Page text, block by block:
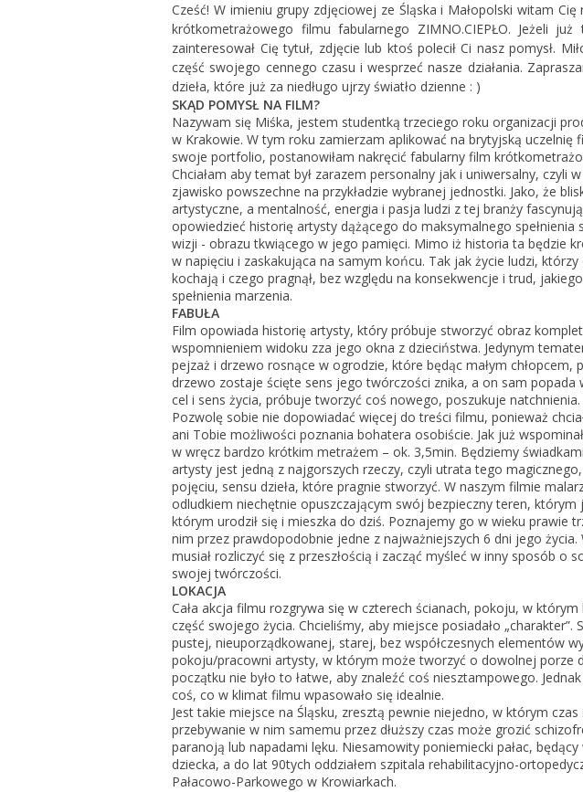
Cześć! W imieniu grupy zdjęciowej ze Śląska i Małopolski witam
krótkometrażowego filmu fabularnego ZIMNO.CIEPŁO. Jeżeli
zainteresował Cię tytuł, zdjęcie lub ktoś polecił Ci nasz pomysł.
część swojego cennego czasu i wesprzeć nasze działania.
dzieła, które już za niedługo ujrzy światło dzienne : )
SKĄD POMYSŁ NA FILM?
Nazywam się Miśka, jestem studentką trzeciego roku organizacji
w Krakowie. W tym roku zamierzam aplikować na brytyjską uczelnię
swoje portfolio, postanowiłam nakręcić fabularny film
Chciałam aby temat był zarazem personalny jak i uniwersalny, czyli
zjawisko powszechne na przykładzie wybranej jednostki. Jako, że
artystyczne, a mentalność, energia i pasja ludzi z tej branży
opowiedzieć historię artysty dążącego do maksymalnego spełnienia
wizji - obrazu tkwiącego w jego pamięci. Mimo iż historia ta będzie
w napięciu i zaskakująca na samym końcu. Tak jak życie ludzi,
kochają i czego pragnął, bez względu na konsekwencje i trud,
spełnienia marzenia.
FABUŁA
Film opowiada historię artysty, który próbuje stworzyć obraz
wspomnieniem widoku zza jego okna z dzieciństwa. Jedynym
pejzaż i drzewo rosnące w ogrodzie, które będąc małym chłopcem,
drzewo zostaje ścięte sens jego twórczości znika, a on sam popada
cel i sens życia, próbuje tworzyć coś nowego, poszukuje natchnienia.
Pozwolę sobie nie dopowiadać więcej do treści filmu, ponieważ
ani Tobie możliwości poznania bohatera osobiście. Jak już
w wręcz bardzo krótkim metrażem – ok. 3,5min. Będziemy
artysty jest jedną z najgorszych rzeczy, czyli utrata tego
pojęciu, sensu dzieła, które pragnie stworzyć. W naszym filmie
odludkiem niechętnie opuszczającym swój bezpieczny teren,
którym urodził się i mieszka do dziś. Poznajemy go w wieku prawie
nim przez prawdopodobnie jedne z najważniejszych 6 dni jego
musiał rozliczyć się z przeszłością i zacząć myśleć w inny sposób o
swojej twórczości.
LOKACJA
Cała akcja filmu rozgrywa się w czterech ścianach, pokoju, w którym
część swojego życia. Chcieliśmy, aby miejsce posiadało „charakter”.
pustej, nieuporządkowanej, starej, bez współczesnych elementów
pokoju/pracowni artysty, w którym może tworzyć o dowolnej porze
początku nie było to łatwe, aby znaleźć coś niesztampowego.
coś, co w klimat filmu wpasowało się idealnie.
Jest takie miejsce na Śląsku, zresztą pewnie niejedno, w którym czas
przebywanie w nim samemu przez dłuższy czas może grozić
paranoją lub napadami lęku. Niesamowity poniemiecki pałac,
dziecka, a do lat 90tych oddziałem szpitala rehabilitacyjno-
Pałacowo-Parkowego w Krowiarkach.